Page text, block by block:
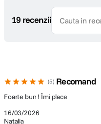
19 recenzii
5 Recomand
16/03/2026
Natalia
Foarte bun ! Îmi place